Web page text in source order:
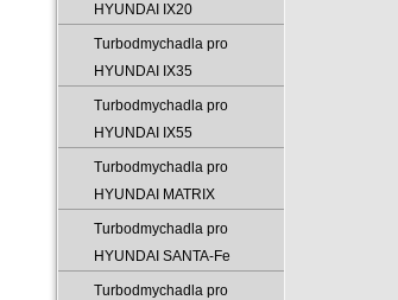
HYUNDAI IX20
Turbodmychadla pro
HYUNDAI IX35
Turbodmychadla pro
HYUNDAI IX55
Turbodmychadla pro
HYUNDAI MATRIX
Turbodmychadla pro
HYUNDAI SANTA-Fe
Turbodmychadla pro